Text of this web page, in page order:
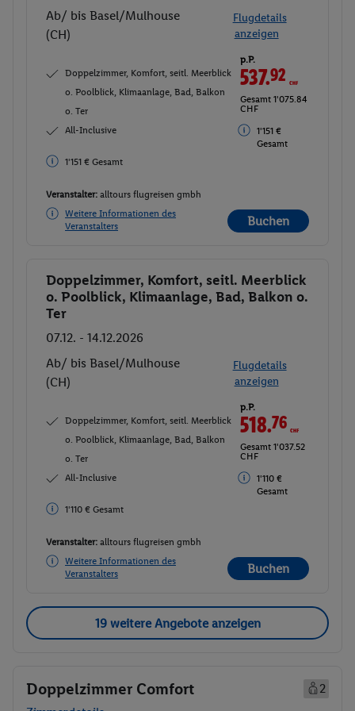
Ab/ bis Basel/Mulhouse
(CH)
Flugdetails
anzeigen
Doppelzimmer, Komfort, seitl. Meerblick
o. Poolblick, Klimaanlage, Bad, Balkon
o. Ter
All-Inclusive
1'151 € Gesamt
p.P.
537.92 CHF
Gesamt 1'075.84
CHF
1'151 €
Gesamt
Veranstalter: alltours flugreisen gmbh
Weitere Informationen des
Veranstalters
Buchen
Buchen
Doppelzimmer, Komfort, seitl. Meerblick
o. Poolblick, Klimaanlage, Bad, Balkon o.
Ter
07.12. - 14.12.2026
Ab/ bis Basel/Mulhouse
(CH)
Flugdetails
anzeigen
Doppelzimmer, Komfort, seitl. Meerblick
o. Poolblick, Klimaanlage, Bad, Balkon
o. Ter
All-Inclusive
1'110 € Gesamt
p.P.
518.76CHF
Gesamt 1'037.52
CHF
1'110 €
Gesamt
Veranstalter: alltours flugreisen gmbh
Weitere Informationen des
Veranstalters
Buchen
19 weitere Angebote anzeigen
Doppelzimmer Comfort
2